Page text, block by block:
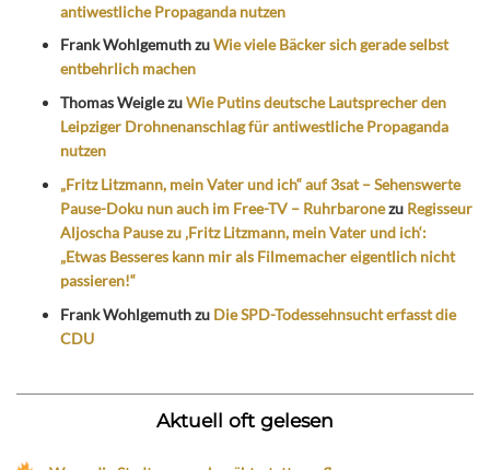
antiwestliche Propaganda nutzen
Frank WohlgemuthzuWie viele Bäcker sich gerade selbst
entbehrlich machen
Thomas WeiglezuWie Putins deutsche Lautsprecher den
Leipziger Drohnenanschlag für antiwestliche Propaganda
nutzen
„Fritz Litzmann, mein Vater und ich“ auf 3sat – Sehenswerte
Pause-Doku nun auch im Free-TV – Ruhrbaronezu Regisseur
Aljoscha Pause zu ‚Fritz Litzmann, mein Vater und ich‘:
„Etwas Besseres kann mir als Filmemacher eigentlich nicht
passieren!“
Frank Wohlgemuthzu Die SPD-Todessehnsucht erfasst die
CDU
Aktuell oft gelesen